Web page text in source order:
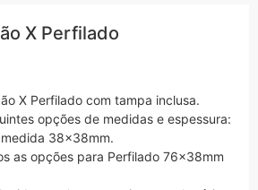
X Perfilado
X Perfilado com tampa inclusa.
opções de medidas e espessura:
38x38mm.
as opções para Perfilado 76x38mm